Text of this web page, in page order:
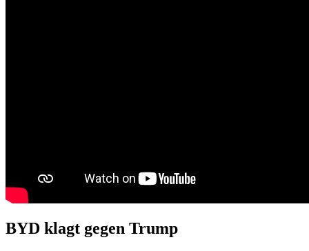
BYD klagt gegen Trump